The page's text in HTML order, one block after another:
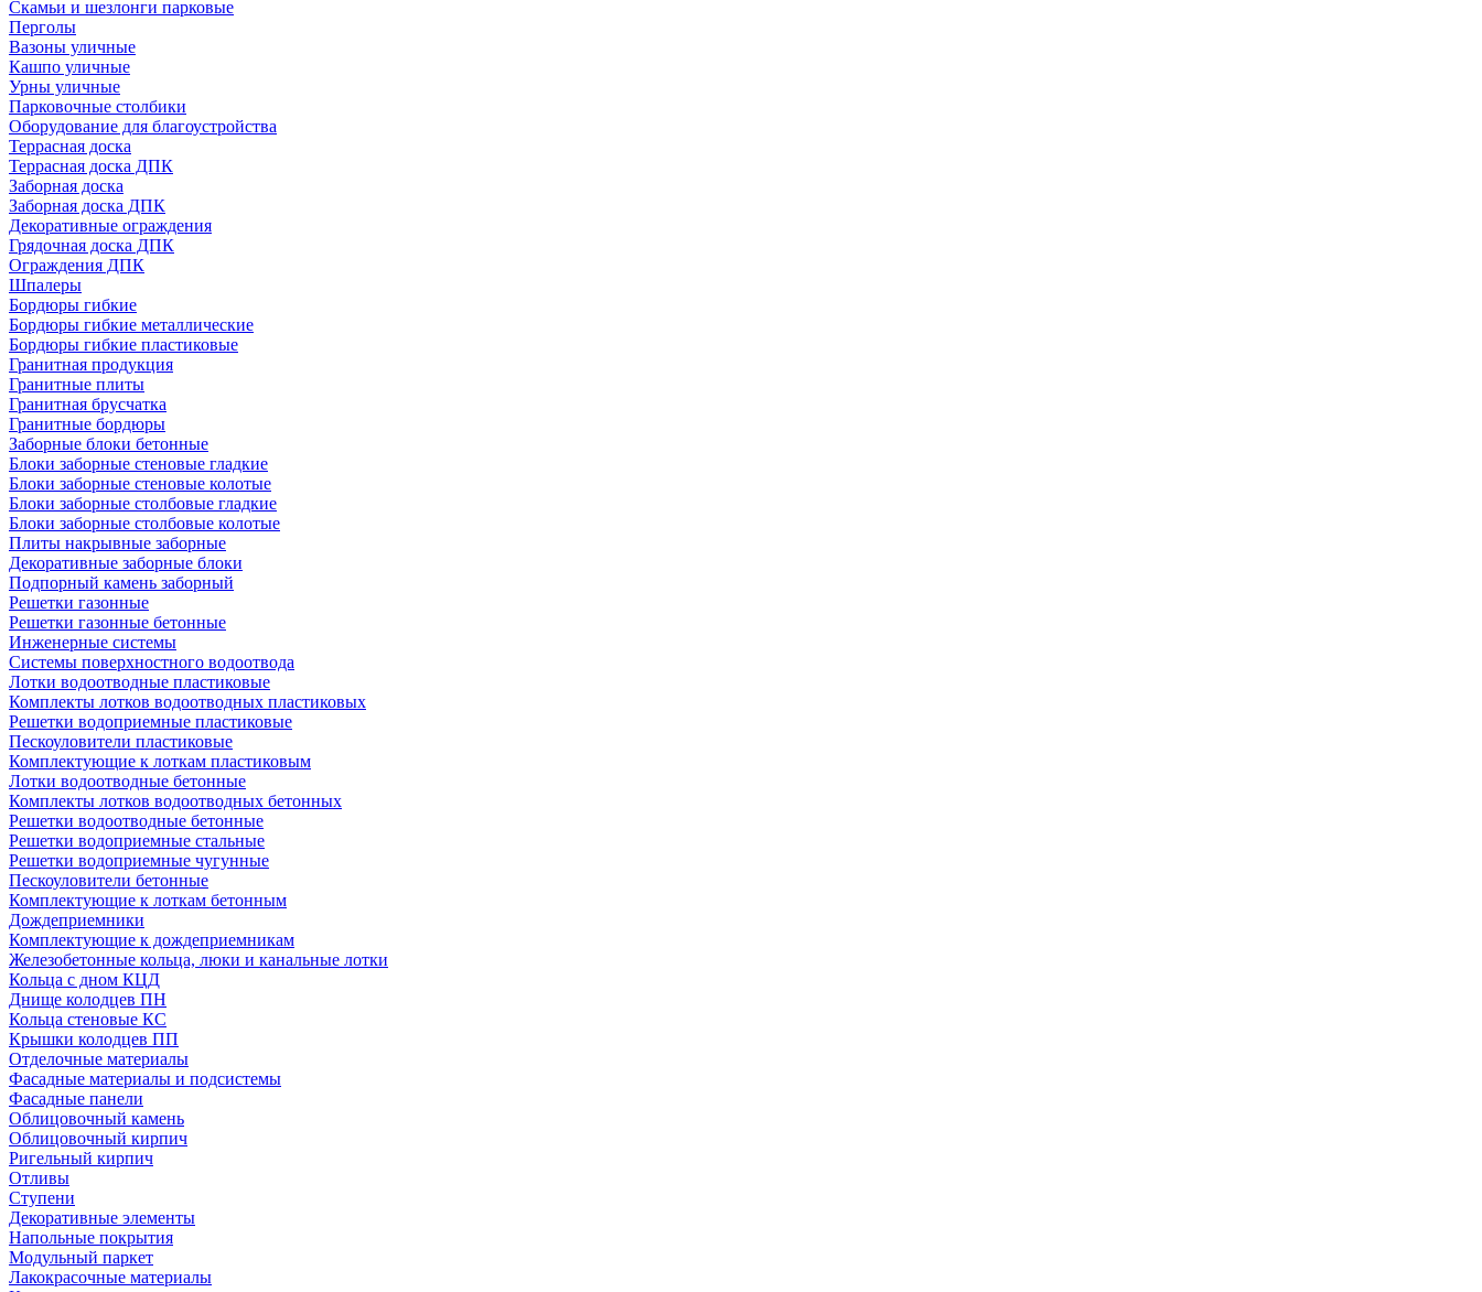
Скамьи и шезлонги парковые
Перголы
Вазоны уличные
Кашпо уличные
Урны уличные
Парковочные столбики
Оборудование для благоустройства
Террасная доска
Террасная доска ДПК
Заборная доска
Заборная доска ДПК
Декоративные ограждения
Грядочная доска ДПК
Ограждения ДПК
Шпалеры
Бордюры гибкие
Бордюры гибкие металлические
Бордюры гибкие пластиковые
Гранитная продукция
Гранитные плиты
Гранитная брусчатка
Гранитные бордюры
Заборные блоки бетонные
Блоки заборные стеновые гладкие
Блоки заборные стеновые колотые
Блоки заборные столбовые гладкие
Блоки заборные столбовые колотые
Плиты накрывные заборные
Декоративные заборные блоки
Подпорный камень заборный
Решетки газонные
Решетки газонные бетонные
Инженерные системы
Системы поверхностного водоотвода
Лотки водоотводные пластиковые
Комплекты лотков водоотводных пластиковых
Решетки водоприемные пластиковые
Пескоуловители пластиковые
Комплектующие к лоткам пластиковым
Лотки водоотводные бетонные
Комплекты лотков водоотводных бетонных
Решетки водоотводные бетонные
Решетки водоприемные стальные
Решетки водоприемные чугунные
Пескоуловители бетонные
Комплектующие к лоткам бетонным
Дождеприемники
Комплектующие к дождеприемникам
Железобетонные кольца, люки и канальные лотки
Кольца с дном КЦД
Днище колодцев ПН
Кольца стеновые КС
Крышки колодцев ПП
Отделочные материалы
Фасадные материалы и подсистемы
Фасадные панели
Облицовочный камень
Облицовочный кирпич
Ригельный кирпич
Отливы
Ступени
Декоративные элементы
Напольные покрытия
Модульный паркет
Лакокрасочные материалы